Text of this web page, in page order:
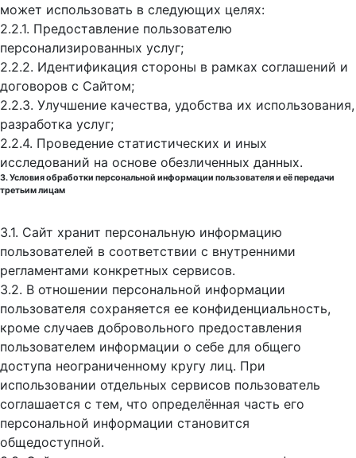
может использовать в следующих целях:
2.2.1. Предоставление пользователю
персонализированных услуг;
2.2.2. Идентификация стороны в рамках соглашений и
договоров с Сайтом;
2.2.3. Улучшение качества, удобства их использования,
разработка услуг;
2.2.4. Проведение статистических и иных
исследований на основе обезличенных данных.
3. Условия обработки персональной информации пользователя и её передачи
третьим лицам
3.1. Сайт хранит персональную информацию
пользователей в соответствии с внутренними
регламентами конкретных сервисов.
3.2. В отношении персональной информации
пользователя сохраняется ее конфиденциальность,
кроме случаев добровольного предоставления
пользователем информации о себе для общего
доступа неограниченному кругу лиц. При
использовании отдельных сервисов пользователь
соглашается с тем, что определённая часть его
персональной информации становится
общедоступной.